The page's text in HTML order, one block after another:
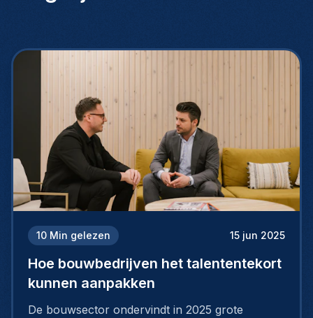
10 Min gelezen 15 jun 2025
Hoe bouwbedrijven het talententekort
kunnen aanpakken
De bouwsector ondervindt in 2025 grote